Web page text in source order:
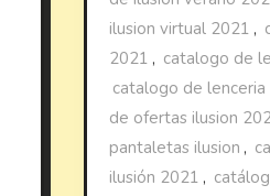
ilusion virtual 2021 ,
2021 , catalogo de
catalogo de
de ofertas ilusion
pantaletas ilusion ,
ilusión 2021 ,